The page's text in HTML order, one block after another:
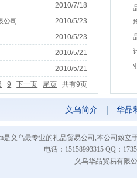
2010/7/18
公司
2010/5/23
2010/5/23
2010/5/21
2010/5/21
9 下一页 尾页 共有9页
义乌简介 | 华品
是义乌最专业的礼品贸易公司,本公司致
电话：15158993315 QQ：
义乌华品贸易有限